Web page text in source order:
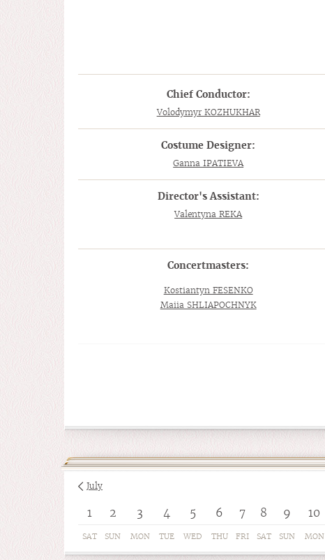
Chief Conductor:
Volodymyr KOZHUKHAR
Costume Designer:
Ganna IPATIEVA
Director's Assistant:
Valentyna REKA
Concertmasters:
Kostiantyn FESENKO
Maiia SHLIAPOCHNYK
July
1 2 3 4 5 6 7 8 9 10
SAT SUN MON TUE WED THU FRI SAT SUN MON